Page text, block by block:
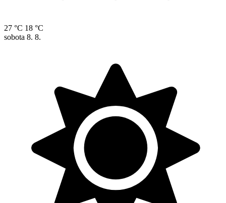
27 °C 18 °C
sobota 8. 8.